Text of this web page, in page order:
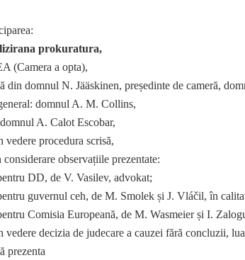
prokuratura,
(Camera a opta),
din domnul N. Jääskinen, președinte de cameră,
domnul A. M. Collins,
A. Calot Escobar,
vedere procedura scrisă,
considerare observațiile prezentate:
DD, de V. Vasilev, advokat;
guvernul ceh, de M. Smolek și J. Vláčil, în
Comisia Europeană, de M. Wasmeier și I.
vedere decizia de judecare a cauzei fără concluzii,
prezenta